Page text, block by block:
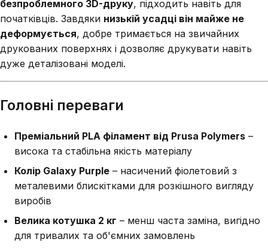
безпроблемного 3D-друку, підходить навіть для
початківців. Завдяки низькій усадці він майже не
деформується, добре тримається на звичайних
друкованих поверхнях і дозволяє друкувати навіть
дуже деталізовані моделі.
Головні переваги
Преміальний PLA філамент від Prusa Polymers –
висока та стабільна якість матеріалу
Колір Galaxy Purple – насичений фіолетовий з
металевими блискітками для розкішного вигляду
виробів
Велика котушка 2 кг – менш часта заміна, вигідно
для тривалих та об'ємних замовлень